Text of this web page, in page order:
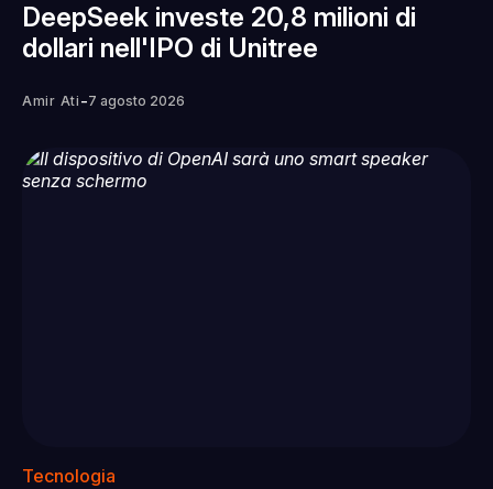
DeepSeek investe 20,8 milioni di
dollari nell'IPO di Unitree
Amir Ati -7 agosto 2026
Tecnologia